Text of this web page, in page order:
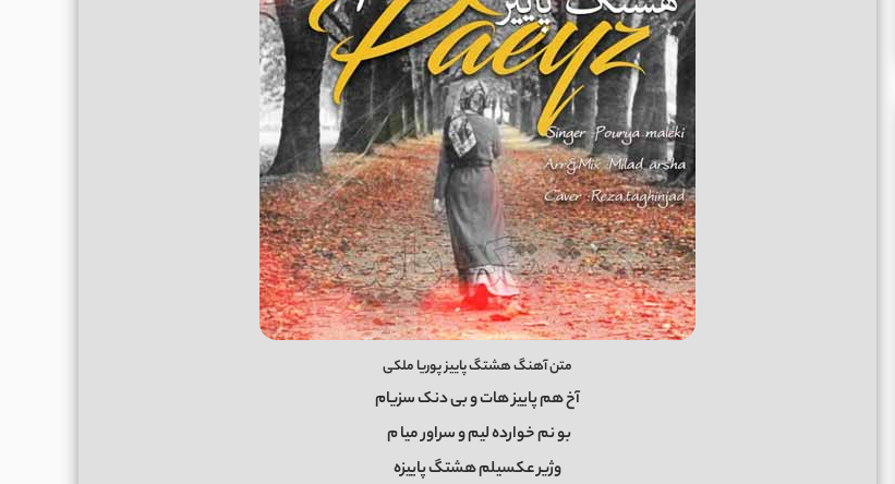
متن آهنگ هشتگ پاییز پوریا ملکی
آخ هم پاییز هات و بی دنک سزیام
بو نم خوارده لیم و سراور میام
وژیر عکسیلم هشتگ پاییزه